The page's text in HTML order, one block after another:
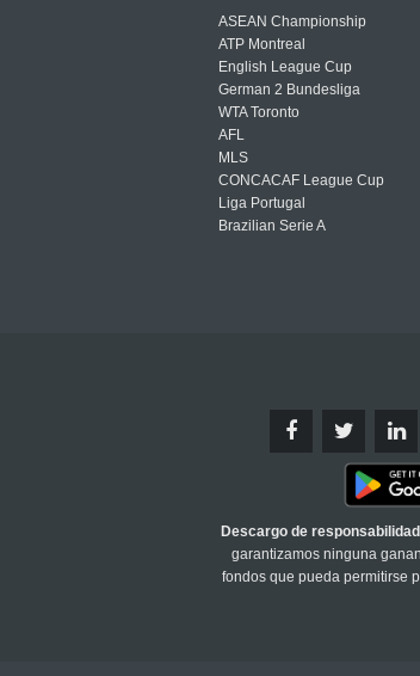
ASEAN Championship
ATP Montreal
English League Cup
German 2 Bundesliga
WTA Toronto
AFL
MLS
CONCACAF League Cup
Liga Portugal
Brazilian Serie A
Descargo de responsabilidad
garantizamos ninguna
fondos que pueda permitirse